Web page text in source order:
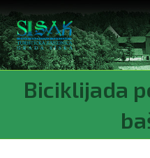
Biciklijada